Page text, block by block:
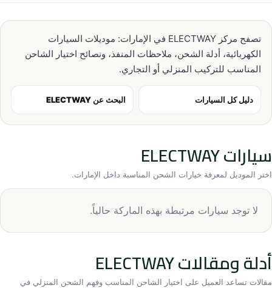
تصفح مركز ELECTWAY في الإمارات: موديلات السيارات
الكهربائية، أدلة الشحن، ملاحظات المنفذ، ونصائح اختيار الشاحن
المناسب للتركيب المنزلي أو التجاري.
دليل كل السيارات البحث عن ELECTWAY
سيارات ELECTWAY
اختر الموديل لمعرفة خيارات الشحن المناسبة داخل الإمارات.
لا توجد سيارات مرتبطة بهذه الماركة حالياً.
أدلة ومقالات ELECTWAY
مقالات تساعد العميل على اختيار الشاحن المناسب وفهم الشحن المنزلي في